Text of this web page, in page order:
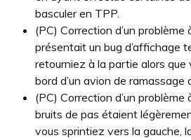
basculer en TPP.
(PC) Correction d’un problème
présentait un bug d’affichage
retourniez à la partie alors
bord d’un avion de ramassage
(PC) Correction d’un problème
bruits de pas étaient
vous sprintiez vers la gauche,